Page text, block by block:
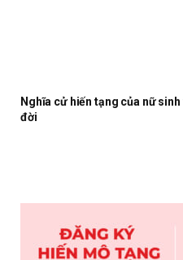
Nghĩa cử hiến tạng của nữ
đời